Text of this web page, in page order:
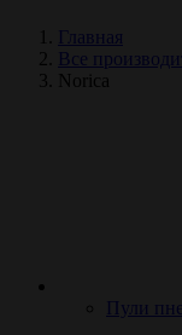
Главная
Все
Norica
Пули